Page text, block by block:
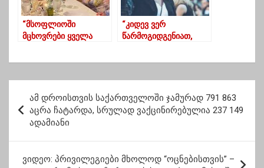
“მსოფლიოში
მცხოვრები ყველა
გადასარჩენად”
“კიდევ ვერ
წარმოგიდგენიათ,
გრიგოლია
ო
ტ
ამ დროისთვის საქართველოში ჯამურად 791 863
აცრა ჩატარდა, სრულად ვაქცინირებულია 237 149
ადამიანი
ვიდეო: პრივილეგიები მხოლოდ “ოცნებისთვის” –